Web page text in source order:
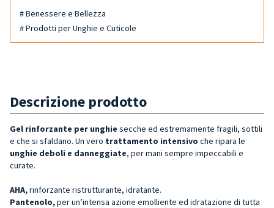
# Benessere e Bellezza
# Prodotti per Unghie e Cuticole
Descrizione prodotto
Gel rinforzante per unghie secche ed estremamente fragili, sottili
e che si sfaldano. Un vero trattamento intensivo che ripara le
unghie deboli e danneggiate, per mani sempre impeccabili e
curate.
AHA,rinforzante ristrutturante, idratante.
Pantenolo,per un’intensa azione emolliente ed idratazione di tutta